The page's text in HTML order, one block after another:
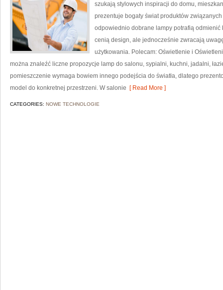
szukają stylowych inspiracji do domu,
prezentuje bogaty świat produktów
odpowiednio dobrane lampy potrafią odmienić
cenią design, ale jednocześnie zwracają
użytkowania. Polecam: Oświetlenie i
można znaleźć liczne propozycje lamp do salonu, sypialni, kuchni, jadalni,
pomieszczenie wymaga bowiem innego podejścia do światła, dlatego
model do konkretnej przestrzeni. W salonie [ Read More ]
CATEGORIES: NOWE TECHNOLOGIE